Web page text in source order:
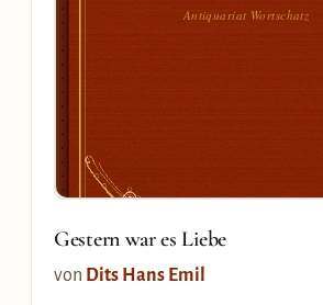
Antiquariat Wortschatz
Gestern war es Liebe
von Dits Hans Emil